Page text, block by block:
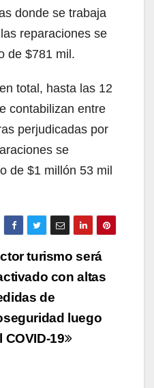
donde se trabaja
reparaciones se
de $781 mil.
total, hasta las 12
contabilizan entre
perjudicadas por
se
de $1 millón 53 mil
turismo será
con altas
de
luego
COVID-19